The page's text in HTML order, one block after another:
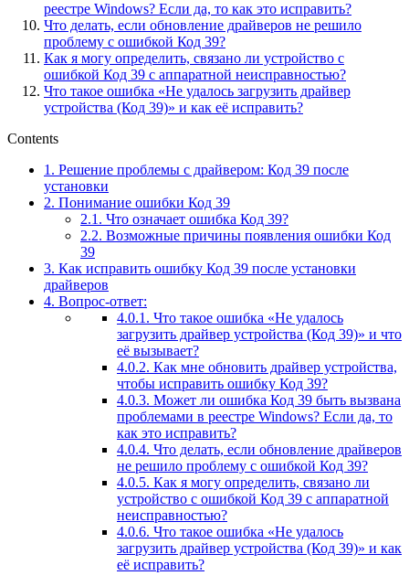
реестре Windows? Если да, то как это исправить?
Что делать, если обновление драйверов не решило
проблему с ошибкой Код 39?
Как я могу определить, связано ли устройство с
ошибкой Код 39 с аппаратной неисправностью?
Что такое ошибка «Не удалось загрузить драйвер
устройства (Код 39)» и как её исправить?
Contents
1. Решение проблемы с драйвером: Код 39 после
установки
2. Понимание ошибки Код 39
2.1. Что означает ошибка Код 39?
2.2. Возможные причины появления ошибки Код
39
3. Как исправить ошибку Код 39 после установки
драйверов
4. Вопрос-ответ:
4.0.1. Что такое ошибка «Не удалось
загрузить драйвер устройства (Код 39)» и что
её вызывает?
4.0.2. Как мне обновить драйвер устройства,
чтобы исправить ошибку Код 39?
4.0.3. Может ли ошибка Код 39 быть вызвана
проблемами в реестре Windows? Если да, то
как это исправить?
4.0.4. Что делать, если обновление драйверов
не решило проблему с ошибкой Код 39?
4.0.5. Как я могу определить, связано ли
устройство с ошибкой Код 39 с аппаратной
неисправностью?
4.0.6. Что такое ошибка «Не удалось
загрузить драйвер устройства (Код 39)» и как
её исправить?